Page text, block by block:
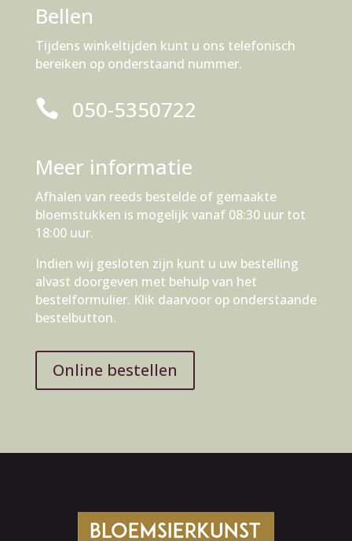
Bellen
Tijdens winkeltijden kunt u ons telefonisch
bereiken op onderstaand nummer.
 050-5350722
Meer informatie
Afhalen van reeds bestelde of gemaakte
bloemstukken is mogelijk vanaf 08:30 uur tot
18:00 uur.
Indien wij gesloten zijn kunt u uw bestelling
alvast doorgeven met behulp van het
bestelformulier. Klik daarvoor op onderstaande
bestelbutton.
Online bestellen